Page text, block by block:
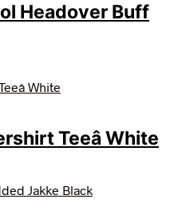
Headover Buff
Teeâ White